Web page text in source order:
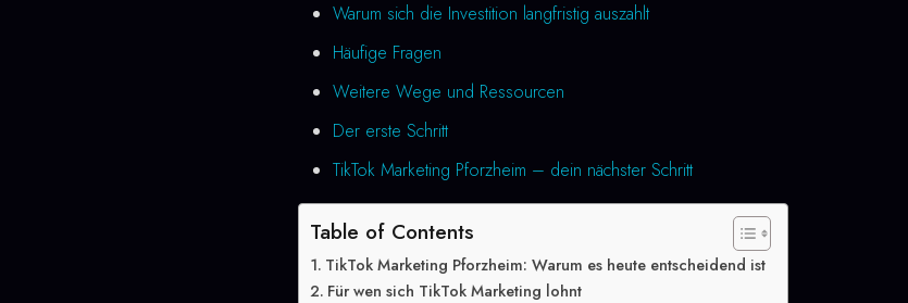
Warum sich die Investition langfristig auszahlt
Häufige Fragen
Weitere Wege und Ressourcen
Der erste Schritt
TikTok Marketing Pforzheim – dein nächster Schritt
Table of Contents
TikTok Marketing Pforzheim: Warum es heute entscheidend ist
Für wen sich TikTok Marketing lohnt